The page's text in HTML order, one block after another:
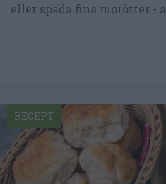
eller späda fina morötter -
RECEPT